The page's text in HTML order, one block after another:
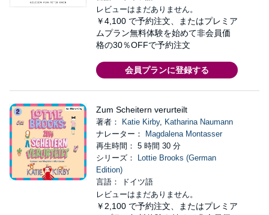
レビューはまだありません。
￥4,100 で予約注文、またはプレミア
ムプラン無料体験を始めて非会員価
格の30％OFFで予約注文
会員プランに登録する
Zum Scheitern verurteilt
著者： Katie Kirby, Katharina Naumann
ナレーター：
Magdalena Montasser
再生時間： 5 時間 30 分
シリーズ：
Lottie Brooks (German
Edition)
言語： ドイツ語
レビューはまだありません。
￥2,100 で予約注文、またはプレミア